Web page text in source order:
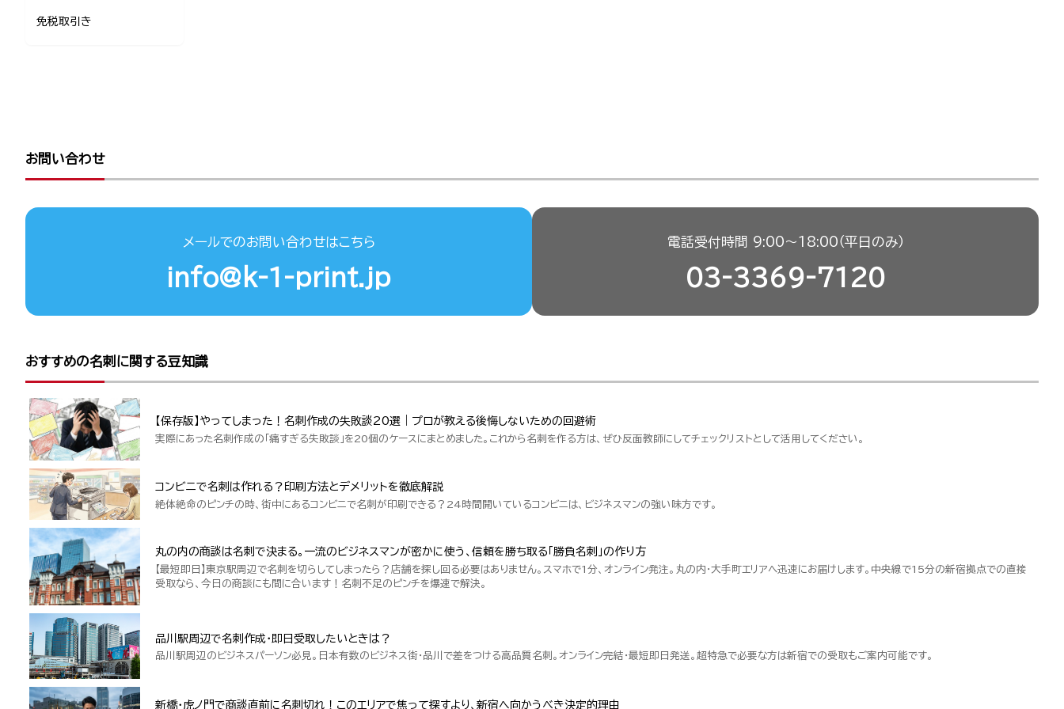
免税取引き
お問い合わせ
メールでのお問い合わせはこちら
info@k-1-print.jp
電話受付時間 9:00〜18:00（平日のみ）
03-3369-7120
おすすめの名刺に関する豆知識
【保存版】やってしまった！名刺作成の失敗談20選｜プロが教える後悔しないための回避術
実際にあった名刺作成の「痛すぎる失敗談」を20個のケースにまとめました。これから名刺を作る方は、ぜひ反面教師にしてチェックリストとして活用してください。
コンビニで名刺は作れる？印刷方法とデメリットを徹底解説
絶体絶命のピンチの時、街中にあるコンビニで名刺が印刷できる？24時間開いているコンビニは、ビジネスマンの強い味方です。
丸の内の商談は名刺で決まる。一流のビジネスマンが密かに使う、信頼を勝ち取る「勝負名刺」の作り方
【最短即日】東京駅周辺で名刺を切らしてしまったら？店舗を探し回る必要はありません。スマホで1分、オンライン発注。丸の内・大手町エリアへ迅速にお届けします。中央線で15分の新宿拠点での直接
受取なら、今日の商談にも間に合います！名刺不足のピンチを爆速で解決。
品川駅周辺で名刺作成・即日受取したいときは？
品川駅周辺のビジネスパーソン必見。日本有数のビジネス街・品川で差をつける高品質名刺。オンライン完結・最短即日発送。超特急で必要な方は新宿での受取もご案内可能です。
新橋・虎ノ門で商談直前に名刺切れ！このエリアで焦って探すより、新宿へ向かうべき決定的理由